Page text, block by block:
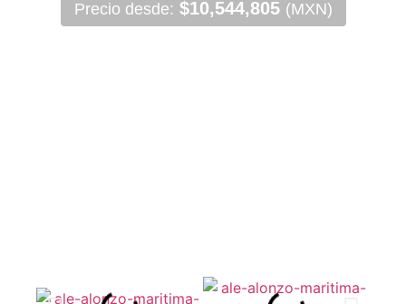
Precio desde: $10,544,805 (MXN)